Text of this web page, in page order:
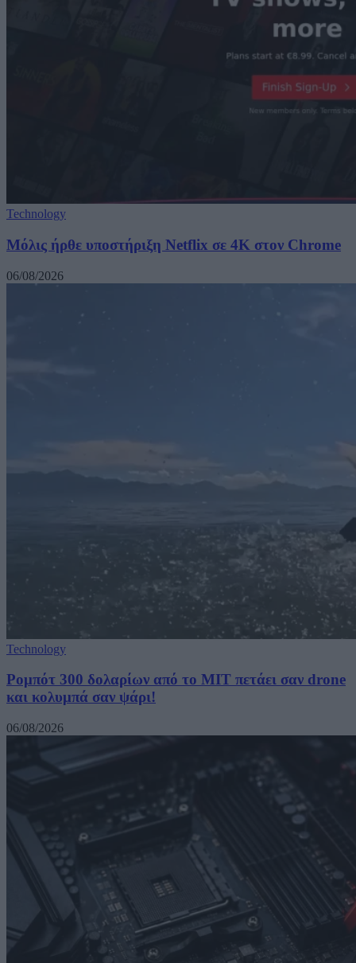
Technology
Μόλις ήρθε υποστήριξη Netflix σε 4K στον Chrome
06/08/2026
Technology
Ρομπότ 300 δολαρίων από το MIT πετάει σαν drone
και κολυμπά σαν ψάρι!
06/08/2026